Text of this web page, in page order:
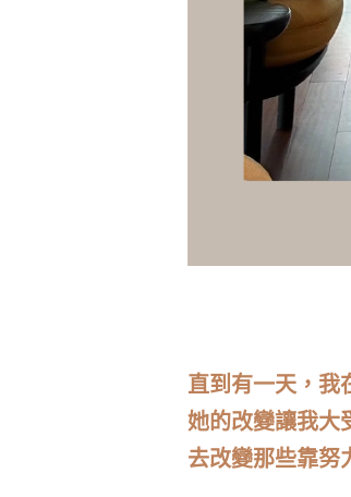
直到有一天，我
她的改變讓我大
去改變那些靠努